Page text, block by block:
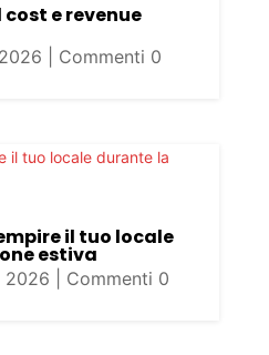
e revenue
| Commenti 0
il tuo locale
estiva
2026 | Commenti 0